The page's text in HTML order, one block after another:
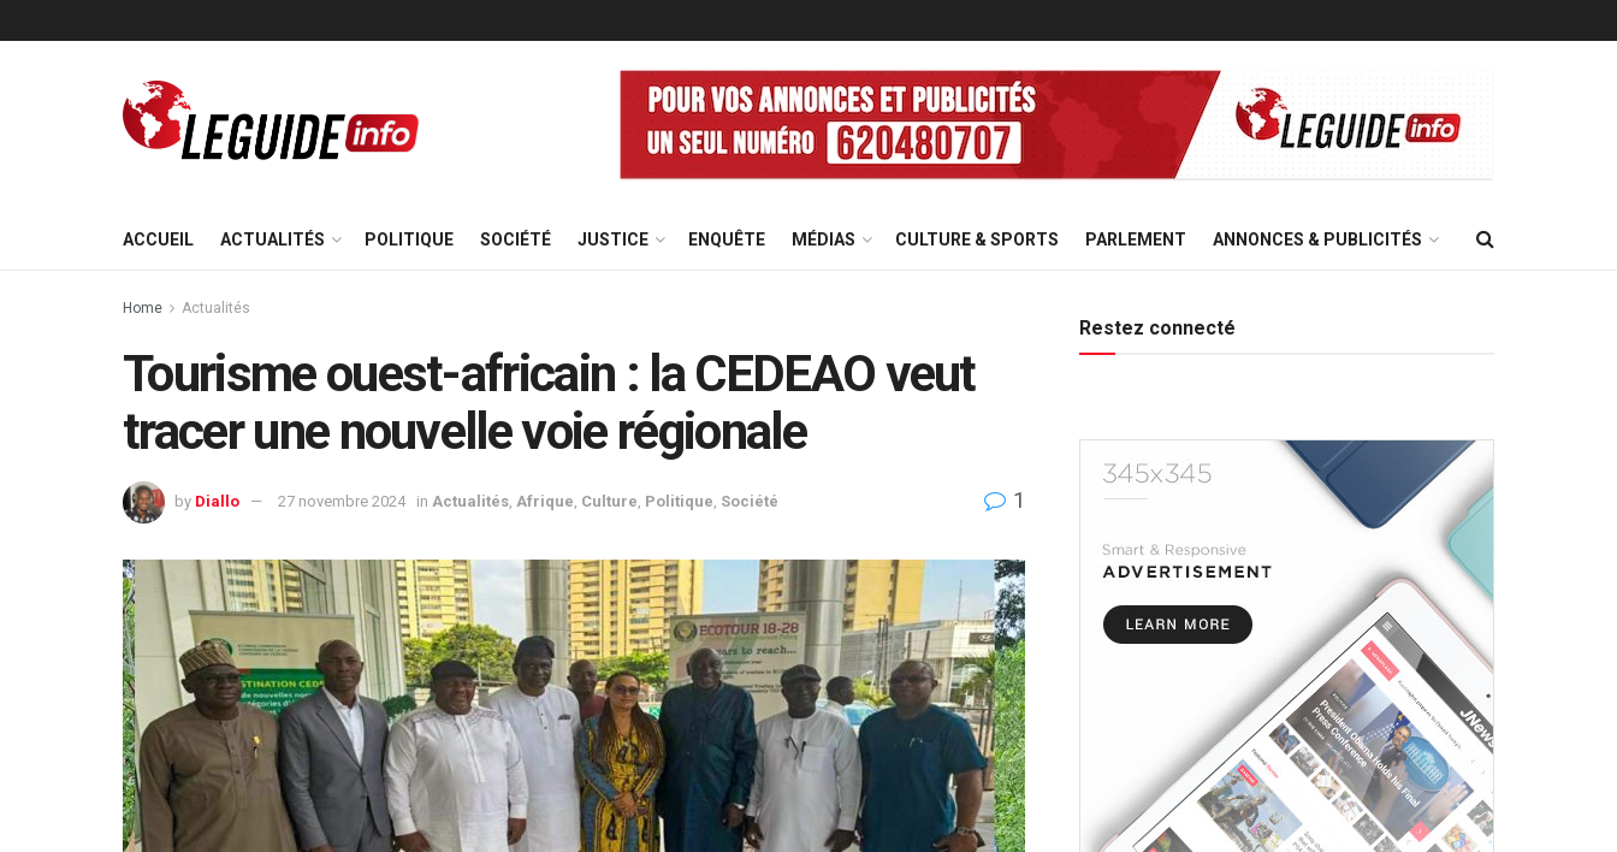
ACCUEIL ACTUALITÉS POLITIQUE SOCIÉTÉ JUSTICE ENQUÊTE MÉDIAS CULTURE & SPORTS PARLEMENT ANNONCES & PUBLICITÉS
Home Actualités
Tourisme ouest-africain : la CEDEAO veut
tracer une nouvelle voie régionale
by Diallo 27 novembre 2024 in Actualités Afrique Culture Politique Société 1
Restez connecté